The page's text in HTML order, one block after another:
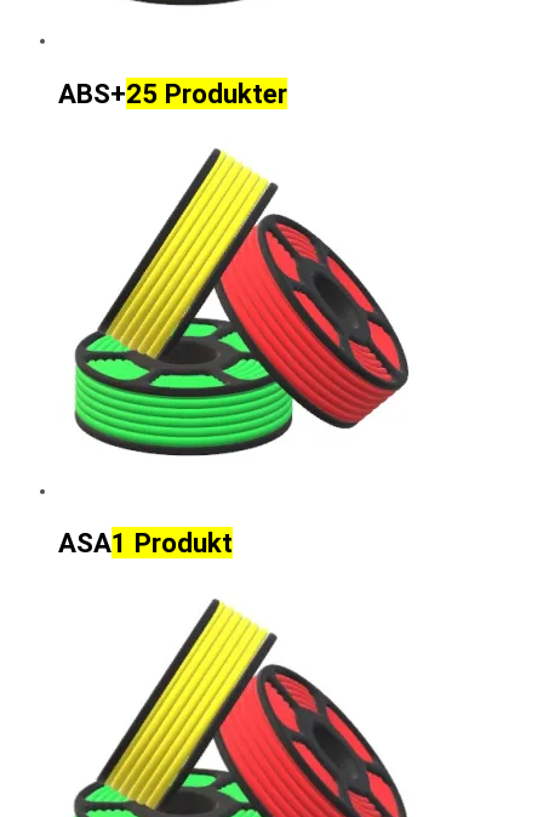
ABS+25 Produkter
ASA1 Produkt